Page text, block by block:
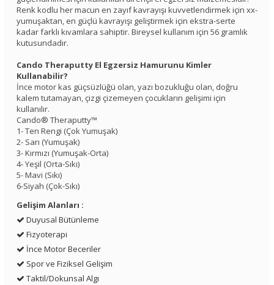
Renk kodlu her macun en zayıf kavrayışı kuvvetlendirmek için xx-
yumuşaktan, en güçlü kavrayışı geliştirmek için ekstra-serte
kadar farklı kıvamlara sahiptir. Bireysel kullanım için 56 gramlık
kutusundadır.
Cando Theraputty El Egzersiz Hamurunu Kimler
Kullanabilir?
İnce motor kas güçsüzlüğü olan, yazı bozukluğu olan, doğru
kalem tutamayan, çizgi çizemeyen çocukların gelişimi için
kullanılır.
Cando® Theraputty™
1- Ten Rengi (Çok Yumuşak)
2- Sarı (Yumuşak)
3- Kırmızı (Yumuşak-Orta)
4- Yeşil (Orta-Sıkı)
5- Mavi (Sıkı)
6-Siyah (Çok-Sıkı)
Gelişim Alanları :
Duyusal Bütünleme
Fizyoterapi
İnce Motor Beceriler
Spor ve Fiziksel Gelişim
Taktil/Dokunsal Algı